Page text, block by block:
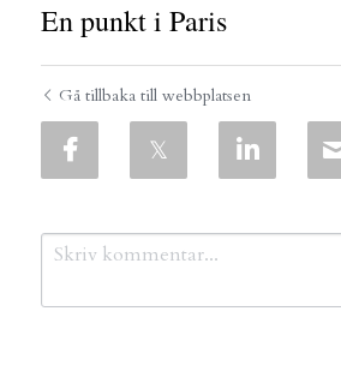
En punkt i Paris
Gå tillbaka till webbplatsen